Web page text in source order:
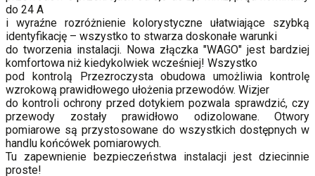
do 24 A
i wyraźne rozróżnienie kolorystyczne ułatwiające szybką
identyfikację – wszystko to stwarza doskonałe warunki
do tworzenia instalacji. Nowa złączka "WAGO" jest bardziej
komfortowa niż kiedykolwiek wcześniej! Wszystko
pod kontrolą Przezroczysta obudowa umożliwia kontrolę
wzrokową prawidłowego ułożenia przewodów. Wizjer
do kontroli ochrony przed dotykiem pozwala sprawdzić, czy
przewody zostały prawidłowo odizolowane. Otwory
pomiarowe są przystosowane do wszystkich dostępnych w
handlu końcówek pomiarowych.
Tu zapewnienie bezpieczeństwa instalacji jest dziecinnie
proste!